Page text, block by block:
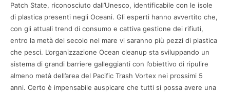
Patch State, riconosciuto dall’Unesco, identificabile con le isole
di plastica presenti negli Oceani. Gli esperti hanno avvertito che,
con gli attuali trend di consumo e cattiva gestione dei rifiuti,
entro la metà del secolo nel mare vi saranno più pezzi di plastica
che pesci. L’organizzazione Ocean cleanup sta sviluppando un
sistema di grandi barriere galleggianti con l’obiettivo di ripulire
almeno metà dell’area del Pacific Trash Vortex nei prossimi 5
anni. Certo è impensabile auspicare che tutti si possa avere una